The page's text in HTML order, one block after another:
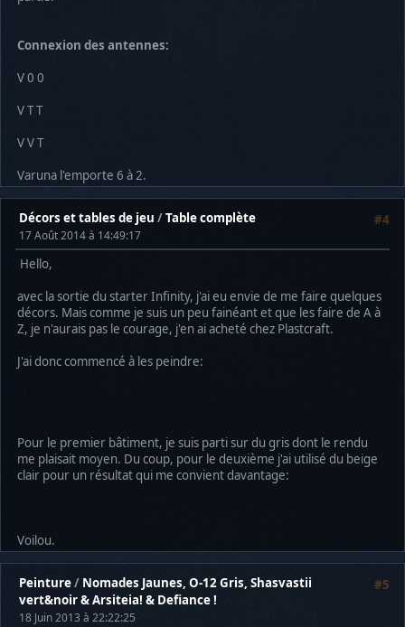
Connexion des antennes:
V 0 0
V T T
V V T
Varuna l'emporte 6 à 2.
#4
Décors et tables de jeu /Table complète
17 Août 2014 à 14:49:17
Hello,
avec la sortie du starter Infinity, j'ai eu envie de me faire quelques
décors. Mais comme je suis un peu fainéant et que les faire de A à
Z, je n'aurais pas le courage, j'en ai acheté chez Plastcraft.
J'ai donc commencé à les peindre:
Pour le premier bâtiment, je suis parti sur du gris dont le rendu
me plaisait moyen. Du coup, pour le deuxième j'ai utilisé du beige
clair pour un résultat qui me convient davantage:
Voilou.
#5
Peinture/ Nomades Jaunes, O-12 Gris, Shasvastii
vert&noir & Arsiteia! & Defiance !
18 Juin 2013 à 22:22:25